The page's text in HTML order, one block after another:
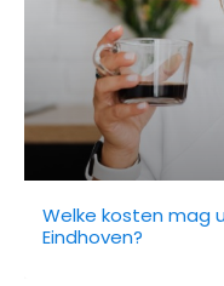
Welke kosten mag
Eindhoven?